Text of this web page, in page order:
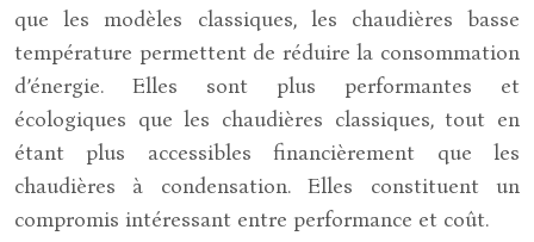
que les modèles classiques, les chaudières basse
température permettent de réduire la consommation
d’énergie. Elles sont plus performantes et
écologiques que les chaudières classiques, tout en
étant plus accessibles financièrement que les
chaudières à condensation. Elles constituent un
compromis intéressant entre performance et coût.